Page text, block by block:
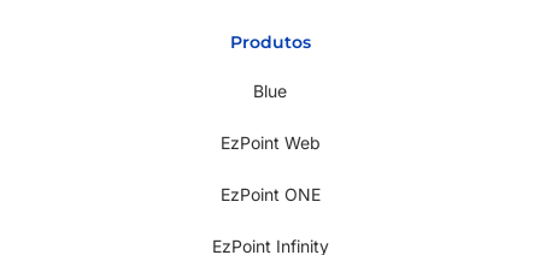
Produtos
Blue
EzPoint Web
EzPoint ONE
EzPoint Infinity